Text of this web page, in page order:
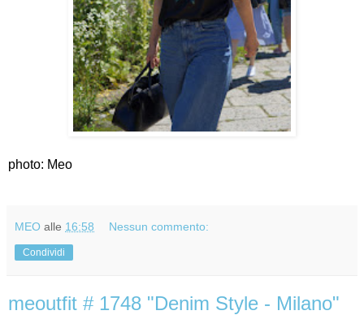
photo: Meo
MEO alle 16:58 Nessun commento:
Condividi
meoutfit # 1748 "Denim Style - Milano"